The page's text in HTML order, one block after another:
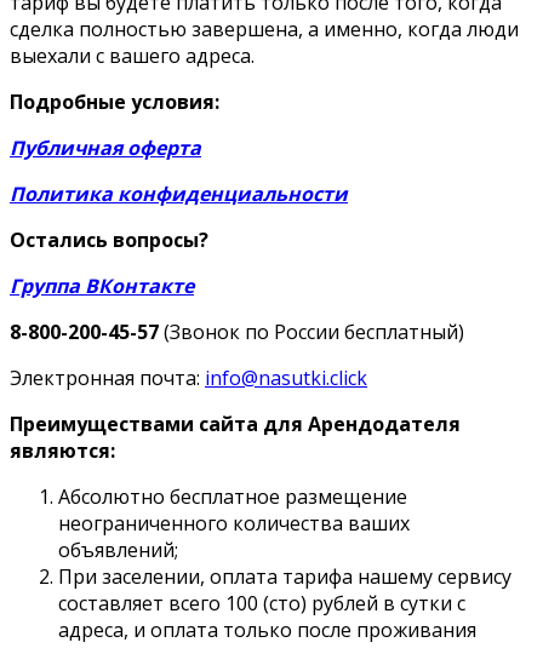
сделка полностью завершена, а именно, когда люди
выехали с вашего адреса.
Подробные условия:
Публичная оферта
Политика конфиденциальности
Остались вопросы?
Группа ВКонтакте
8-800-200-45-57(Звонок по России бесплатный)
Электронная почта: info@nasutki.click
Преимуществами сайта для Арендодателя
являются:
Абсолютно бесплатное размещение
неограниченного количества ваших
объявлений;
При заселении, оплата тарифа нашему сервису
составляет всего 100 (сто) рублей в сутки с
адреса, и оплата только после проживания